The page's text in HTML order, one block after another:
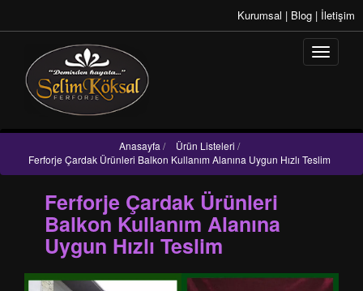
Kurumsal | Blog | İletişim
Anasayfa / Ürün Listeleri /
Ferforje Çardak Ürünleri Balkon Kullanım Alanına Uygun Hızlı Teslim
Ferforje Çardak Ürünleri
Balkon Kullanım Alanına
Uygun Hızlı Teslim